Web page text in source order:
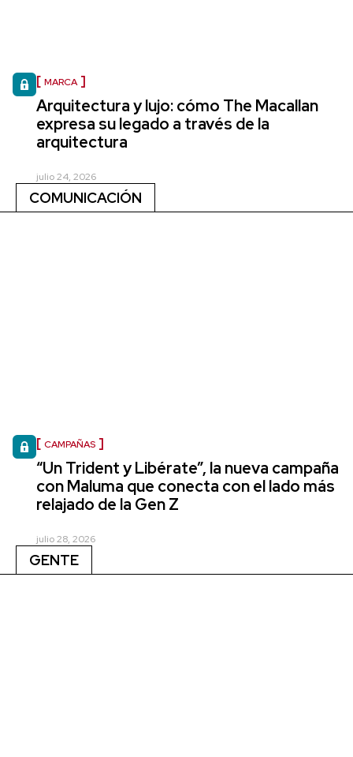
MARCA
Arquitectura y lujo: cómo The Macallan
expresa su legado a través de la
arquitectura
julio 24, 2026
COMUNICACIÓN
CAMPAÑAS
“Un Trident y Libérate”, la nueva campaña
con Maluma que conecta con el lado más
relajado de la Gen Z
julio 28, 2026
GENTE